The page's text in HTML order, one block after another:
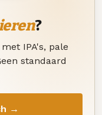
?
IPA's, pale
standaard
→